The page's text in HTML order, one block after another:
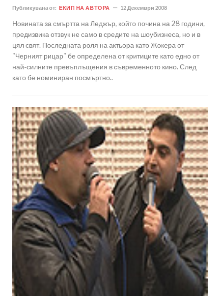
Публикувана от: ЕКИП НА АВТОРА 12 Декември 2008
Новината за смъртта на Леджър, който почина на 28 години,
предизвика отзвук не само в средите на шоубизнеса, но и в
цял свят. Последната роля на актьора като Жокера от
"Черният рицар" бе определена от критиците като едно от
най-силните превъплъщения в съвременното кино. След
като бе номиниран посмъртно..